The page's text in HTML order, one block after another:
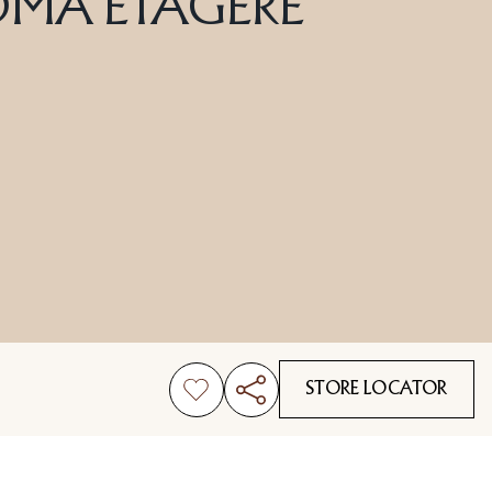
ETAGÈRE
STORE LOCATOR